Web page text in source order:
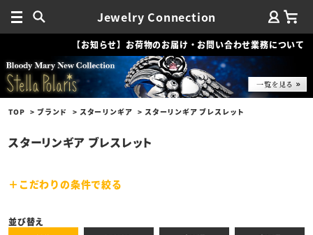
Jewelry Connection
【お知らせ】お荷物のお届け・お問い合わせ業務について
TOP ブランド スターリンギア スターリンギア ブレスレット
スターリンギア ブレスレット
こだわりの条件で絞る
並び替え